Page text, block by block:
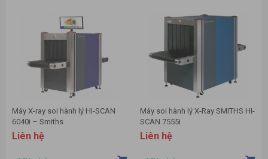
Máy X-ray soi hành lý HI-SCAN
6040i – Smiths
Liên hệ
Máy soi hành lý X-Ray SMITHS HI-
SCAN 7555i
Liên hệ